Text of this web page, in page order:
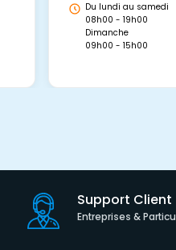
Du lundi au samedi
08h00 - 19h00
Dimanche
09h00 - 15h00
Support Client
Entreprises &